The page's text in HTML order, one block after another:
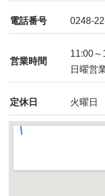
電話番号 0248-
営業時間
11:00～
日曜営
定休日 火曜日